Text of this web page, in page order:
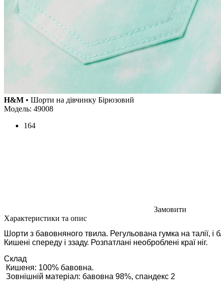
H&M • Шорти на дівчинку Бірюзовий
Модель: 49008
164
Замовити
Характеристики та опис
Шорти з бавовняного твила. Регульована гумка на талії, і
Кишені спереду і ззаду. Розпатлані необроблені краї ніг.
Склад
Кишеня: 100% бавовна.
Зовнішній матеріал: бавовна 98%, спандекс 2